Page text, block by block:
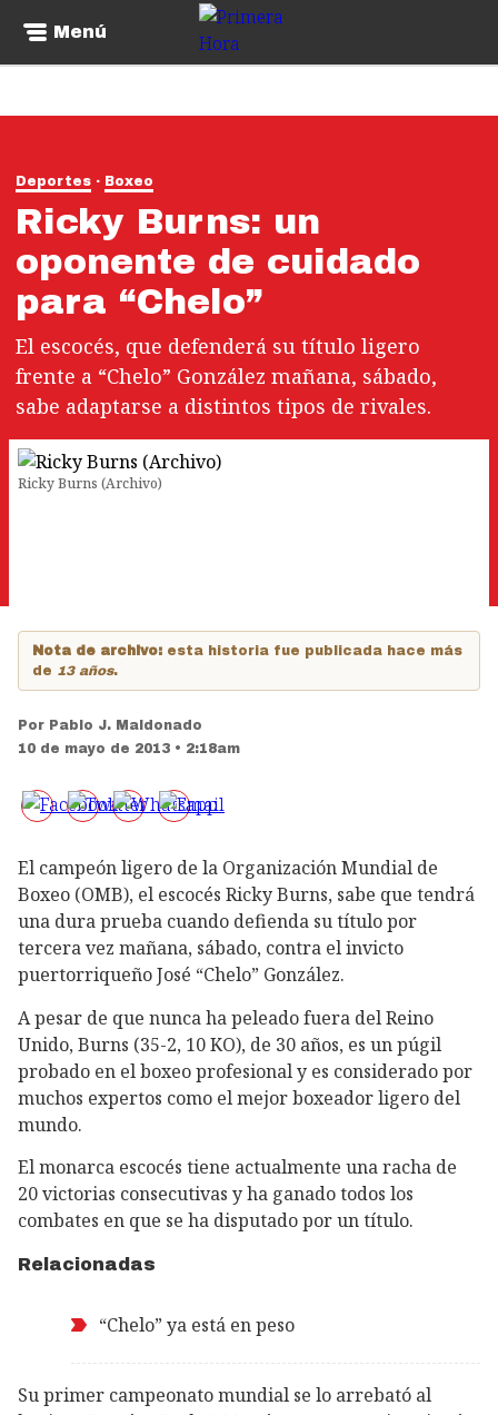
Menú
Deportes Boxeo
Ricky Burns: un
oponente de cuidado
para “Chelo”
El escocés, que defenderá su título ligero
frente a “Chelo” González mañana, sábado,
sabe adaptarse a distintos tipos de rivales.
Ricky Burns (Archivo)
Nota de archivo: esta historia fue publicada hace más
de 13 años.
Por Pablo J. Maldonado
10 de mayo de 2013 • 2:18am
El campeón ligero de la Organización Mundial de
Boxeo (OMB), el escocés Ricky Burns, sabe que tendrá
una dura prueba cuando defienda su título por
tercera vez mañana, sábado, contra el invicto
puertorriqueño José “Chelo” González.
A pesar de que nunca ha peleado fuera del Reino
Unido, Burns (35-2, 10 KO), de 30 años, es un púgil
probado en el boxeo profesional y es considerado por
muchos expertos como el mejor boxeador ligero del
mundo.
El monarca escocés tiene actualmente una racha de
20 victorias consecutivas y ha ganado todos los
combates en que se ha disputado por un título.
Relacionadas
“Chelo” ya está en peso
Su primer campeonato mundial se lo arrebató al